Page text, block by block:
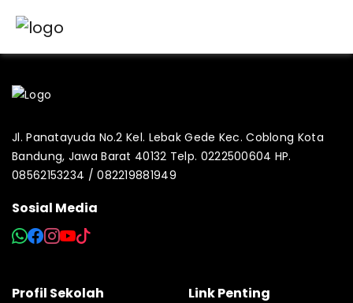
Jl. Panatayuda No.2 Kel. Lebak Gede Kec. Coblong Kota
Bandung, Jawa Barat 40132 Telp. 0222500604 HP.
08562153234 / 082219881949
Sosial Media
Profil Sekolah Link Penting